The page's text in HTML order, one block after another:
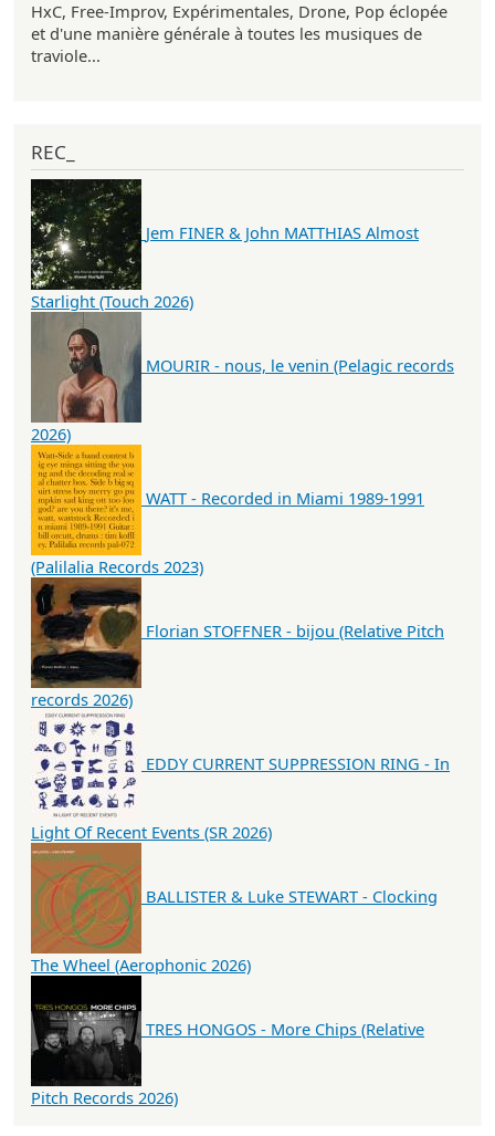
HxC, Free-Improv, Expérimentales, Drone, Pop éclopée
et d'une manière générale à toutes les musiques de
traviole...
REC_
Jem FINER & John MATTHIAS Almost
Starlight (Touch 2026)
MOURIR - nous, le venin (Pelagic records
2026)
WATT - Recorded in Miami 1989-1991
(Palilalia Records 2023)
Florian STOFFNER - bijou (Relative Pitch
records 2026)
EDDY CURRENT SUPPRESSION RING - In
Light Of Recent Events (SR 2026)
BALLISTER & Luke STEWART - Clocking
The Wheel (Aerophonic 2026)
TRES HONGOS - More Chips (Relative
Pitch Records 2026)